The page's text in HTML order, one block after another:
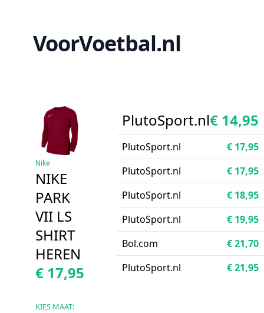
VoorVoetbal.nl
Nike
NIKE
PARK
VII LS
SHIRT
HEREN
€ 17,95
KIES MAAT:
PlutoSport.nl€ 14,95
PlutoSport.nl
€ 17,95
PlutoSport.nl
€ 17,95
PlutoSport.nl
€ 18,95
PlutoSport.nl
€ 19,95
Bol.com
€ 21,70
PlutoSport.nl
€ 21,95